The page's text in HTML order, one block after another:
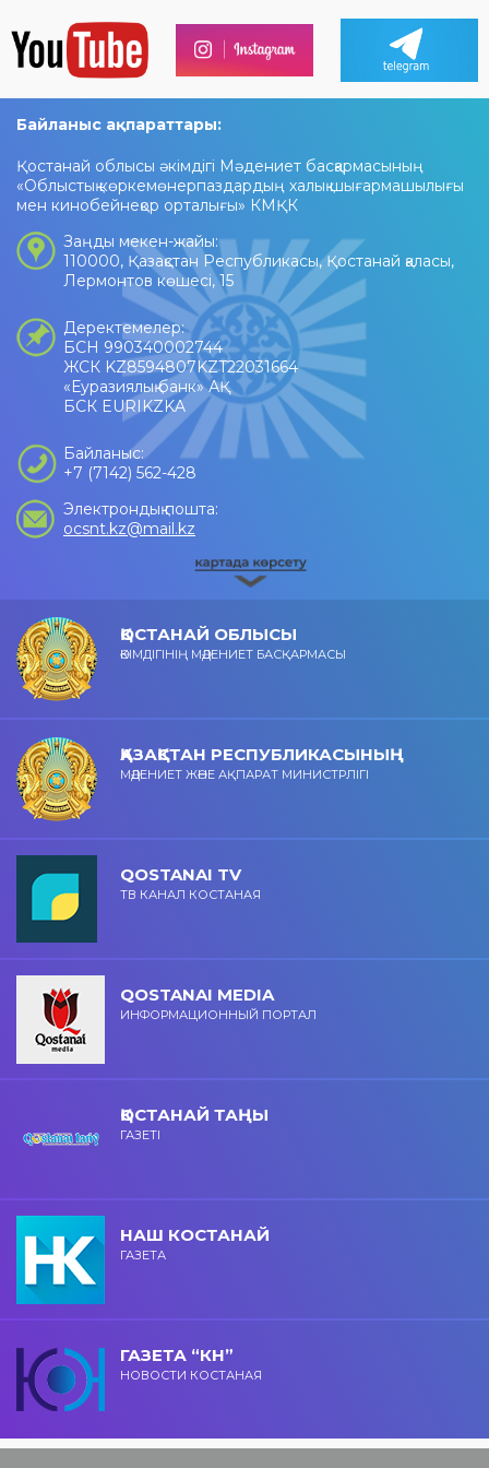
Байланыс ақпараттары:
Қостанай облысы әкімдігі Мәдениет басқармасының
«Облыстық көркемөнерпаздардың халық шығармашылығы
мен кинобейнеқор орталығы» КМҚК
Заңды мекен-жайы:
110000, Қазақстан Республикасы, Қостанай қаласы,
Лермонтов көшесі, 15
Деректемелер:
БСН 990340002744
ЖСК KZ8594807KZT22031664
«Еуразиялық банк» АҚ
БСК EURIKZKA
Байланыс:
+7 (7142) 562-428
Электрондық пошта:
ocsnt.kz@mail.kz
ҚОСТАНАЙ ОБЛЫСЫ
ӘКІМДІГІНІҢ МӘДЕНИЕТ БАСҚАРМАСЫ
ҚАЗАҚСТАН РЕСПУБЛИКАСЫНЫҢ
МӘДЕНИЕТ ЖӘНЕ АҚПАРАТ МИНИСТРЛІГІ
QOSTANAI TV
ТВ КАНАЛ КОСТАНАЯ
QOSTANAI MEDIA
ИНФОРМАЦИОННЫЙ ПОРТАЛ
ҚОСТАНАЙ ТАҢЫ
ГАЗЕТІ
НАШ КОСТАНАЙ
ГАЗЕТА
ГАЗЕТА “КН”
НОВОСТИ КОСТАНАЯ